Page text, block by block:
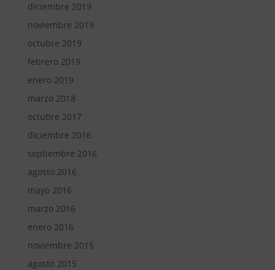
diciembre 2019
noviembre 2019
octubre 2019
febrero 2019
enero 2019
marzo 2018
octubre 2017
diciembre 2016
septiembre 2016
agosto 2016
mayo 2016
marzo 2016
enero 2016
noviembre 2015
agosto 2015